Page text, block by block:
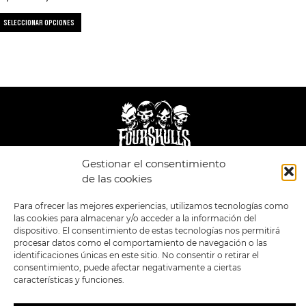
Gestionar el consentimiento
de las cookies
Para ofrecer las mejores experiencias, utilizamos tecnologías como
las cookies para almacenar y/o acceder a la información del
dispositivo. El consentimiento de estas tecnologías nos permitirá
procesar datos como el comportamiento de navegación o las
identificaciones únicas en este sitio. No consentir o retirar el
consentimiento, puede afectar negativamente a ciertas
características y funciones.
SELECCIONAR OPCIONES
PRIVACIDAD
TÉRMINOS Y
CONDICIONES
GENERALES DE LA
VENTA
FORMATOS
PREVENTAS
OFERTAS
MERCHANDISING
FOUR SKULLS